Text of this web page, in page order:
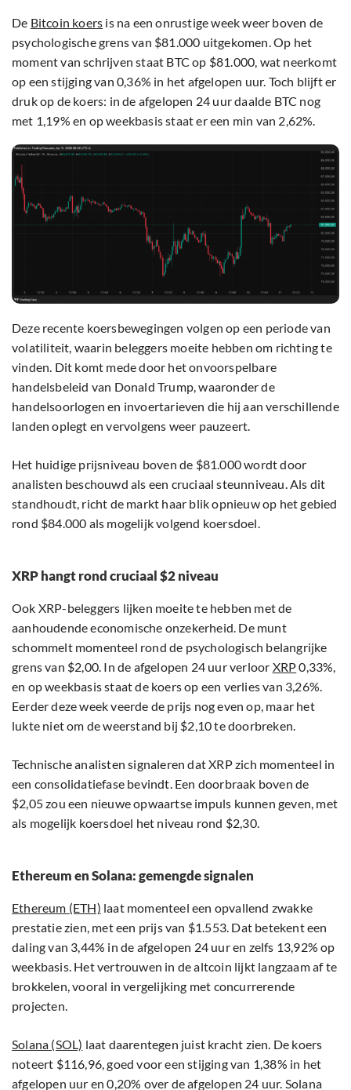
De Bitcoin koers is na een onrustige week weer boven de
psychologische grens van $81.000 uitgekomen. Op het
moment van schrijven staat BTC op $81.000, wat neerkomt
op een stijging van 0,36% in het afgelopen uur. Toch blijft er
druk op de koers: in de afgelopen 24 uur daalde BTC nog
met 1,19% en op weekbasis staat er een min van 2,62%.
Deze recente koersbewegingen volgen op een periode van
volatiliteit, waarin beleggers moeite hebben om richting te
vinden. Dit komt mede door het onvoorspelbare
handelsbeleid van Donald Trump, waaronder de
handelsoorlogen en invoertarieven die hij aan verschillende
landen oplegt en vervolgens weer pauzeert.
Het huidige prijsniveau boven de $81.000 wordt door
analisten beschouwd als een cruciaal steunniveau. Als dit
standhoudt, richt de markt haar blik opnieuw op het gebied
rond $84.000 als mogelijk volgend koersdoel.
XRP hangt rond cruciaal $2 niveau
Ook XRP-beleggers lijken moeite te hebben met de
aanhoudende economische onzekerheid. De munt
schommelt momenteel rond de psychologisch belangrijke
grens van $2,00. In de afgelopen 24 uur verloor XRP0,33%,
en op weekbasis staat de koers op een verlies van 3,26%.
Eerder deze week veerde de prijs nog even op, maar het
lukte niet om de weerstand bij $2,10 te doorbreken.
Technische analisten signaleren dat XRP zich momenteel in
een consolidatiefase bevindt. Een doorbraak boven de
$2,05 zou een nieuwe opwaartse impuls kunnen geven, met
als mogelijk koersdoel het niveau rond $2,30.
Ethereum en Solana: gemengde signalen
Ethereum (ETH) laat momenteel een opvallend zwakke
prestatie zien, met een prijs van $1.553. Dat betekent een
daling van 3,44% in de afgelopen 24 uur en zelfs 13,92% op
weekbasis. Het vertrouwen in de altcoin lijkt langzaam af te
brokkelen, vooral in vergelijking met concurrerende
projecten.
Solana (SOL) laat daarentegen juist kracht zien. De koers
noteert $116,96, goed voor een stijging van 1,38% in het
afgelopen uur en 0,20% over de afgelopen 24 uur. Solana